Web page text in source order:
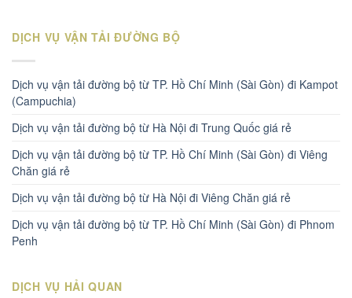
DỊCH VỤ VẬN TẢI ĐƯỜNG BỘ
Dịch vụ vận tải đường bộ từ TP. Hồ Chí Minh (Sài Gòn) đi Kampot
(Campuchia)
Dịch vụ vận tải đường bộ từ Hà Nội đi Trung Quốc giá rẻ
Dịch vụ vận tải đường bộ từ TP. Hồ Chí Minh (Sài Gòn) đi Viêng
Chăn giá rẻ
Dịch vụ vận tải đường bộ từ Hà Nội đi Viêng Chăn giá rẻ
Dịch vụ vận tải đường bộ từ TP. Hồ Chí Minh (Sài Gòn) đi Phnom
Penh
DỊCH VỤ HẢI QUAN